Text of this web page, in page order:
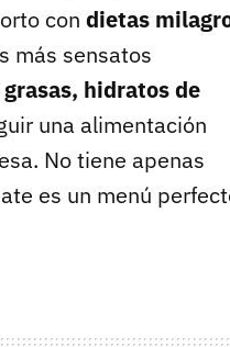
con dietas
más sensatos
hidratos de
una alimentación
No tiene apenas
es un menú